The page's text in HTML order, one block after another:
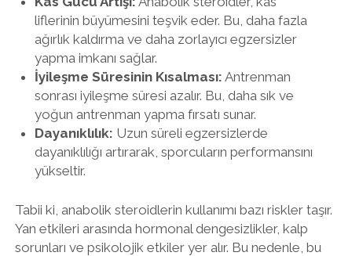
liflerinin büyümesini teşvik eder. Bu, daha fazla
ağırlık kaldırma ve daha zorlayıcı egzersizler
yapma imkanı sağlar.
İyileşme Süresinin Kısalması: Antrenman
sonrası iyileşme süresi azalır. Bu, daha sık ve
yoğun antrenman yapma fırsatı sunar.
Dayanıklılık: Uzun süreli egzersizlerde
dayanıklılığı artırarak, sporcuların performansını
yükseltir.
Tabii ki, anabolik steroidlerin kullanımı bazı riskler taşır.
Yan etkileri arasında hormonal dengesizlikler, kalp
sorunları ve psikolojik etkiler yer alır. Bu nedenle, bu